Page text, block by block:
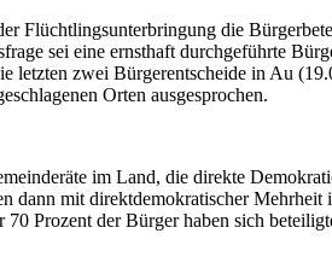
Flüchtlingsunterbringung die
sei eine ernsthaft durchgeführte
letzten zwei Bürgerentscheide in Au
Orten ausgesprochen.
im Land, die direkte
dann mit direktdemokratischer
Prozent der Bürger haben sich